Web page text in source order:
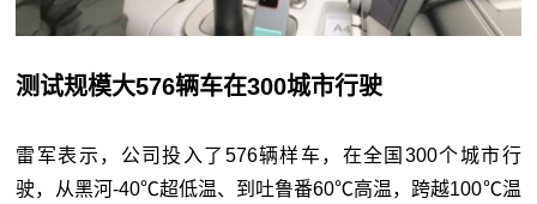
测试规模大576辆车在300城市行驶
雷军表示，公司投入了576辆样车，在全国300个城市行
驶，从黑河-40℃超低温、到吐鲁番60℃高温，跨越100℃温